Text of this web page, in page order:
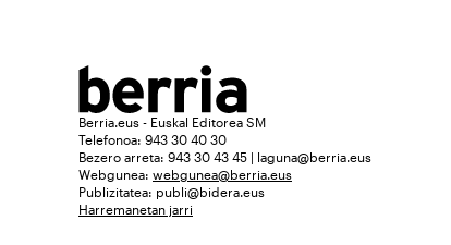
Berria.eus - Euskal Editorea SM
Telefonoa: 943 30 40 30
Bezero arreta: 943 30 43 45 | laguna@berria.eus
Webgunea: webgunea@berria.eus
Publizitatea: publi@bidera.eus
Harremanetan jarri